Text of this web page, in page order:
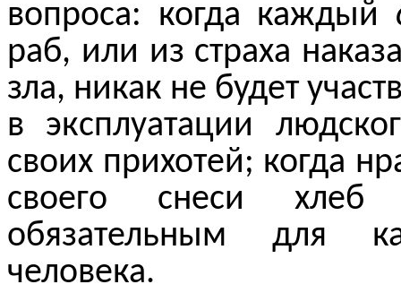
вопроса: когда каждый
раб, или из страха
зла, никак не будет
в эксплуатации
своих прихотей; когда
своего снеси
обязательным для
человека.